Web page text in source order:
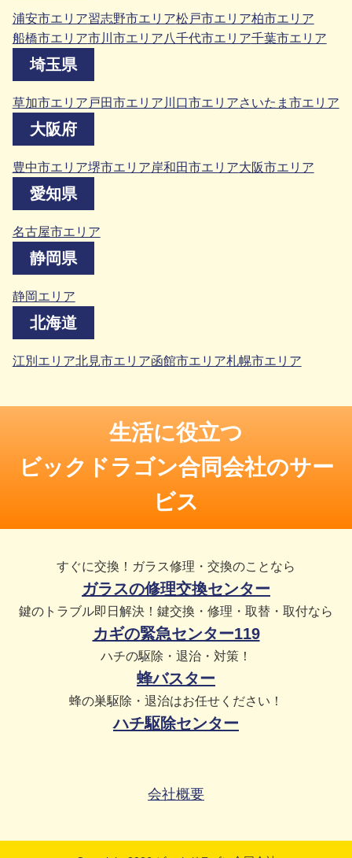
浦安市エリア習志野市エリア松戸市エリア柏市エリア
船橋市エリア市川市エリア八千代市エリア千葉市エリア
埼玉県
草加市エリア 戸田市エリア 川口市エリアさいたま市エリア
大阪府
豊中市エリア堺市エリア岸和田市エリア大阪市エリア
愛知県
名古屋市エリア
静岡県
静岡エリア
北海道
江別エリア北見市エリア函館市エリア札幌市エリア
生活に役立つ
ビックドラゴン合同会社のサー
ビス
すぐに交換！ガラス修理・交換のことなら
ガラスの修理交換センター
鍵のトラブル即日解決！鍵交換・修理・取替・取付なら
カギの緊急センター119
ハチの駆除・退治・対策！
蜂バスター
蜂の巣駆除・退治はお任せください！
ハチ駆除センター
会社概要